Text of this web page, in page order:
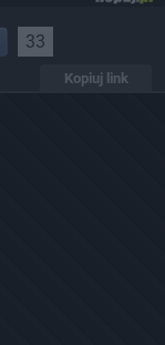
33
Kopiuj link